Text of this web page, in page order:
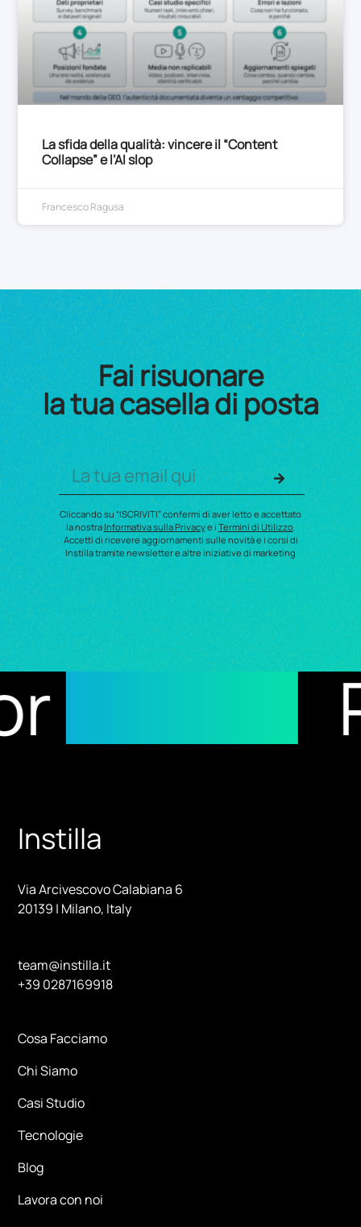
La sfida della qualità: vincere il “Content
Collapse” e l’AI slop
Francesco Ragusa
Fai risuonare
la tua casella di posta
Cliccando su “ISCRIVITI” confermi di aver letto e accettato
la nostra Informativa sulla Privacye iTermini di Utilizzo.
Accetti di ricevere aggiornamenti sulle novità e i corsi di
Instilla tramite newsletter e altre iniziative di marketing
Instilla
Via Arcivescovo Calabiana 6
20139 | Milano, Italy
team@instilla.it
+39 0287169918
Cosa Facciamo
Chi Siamo
Casi Studio
Tecnologie
Blog
Lavora con noi